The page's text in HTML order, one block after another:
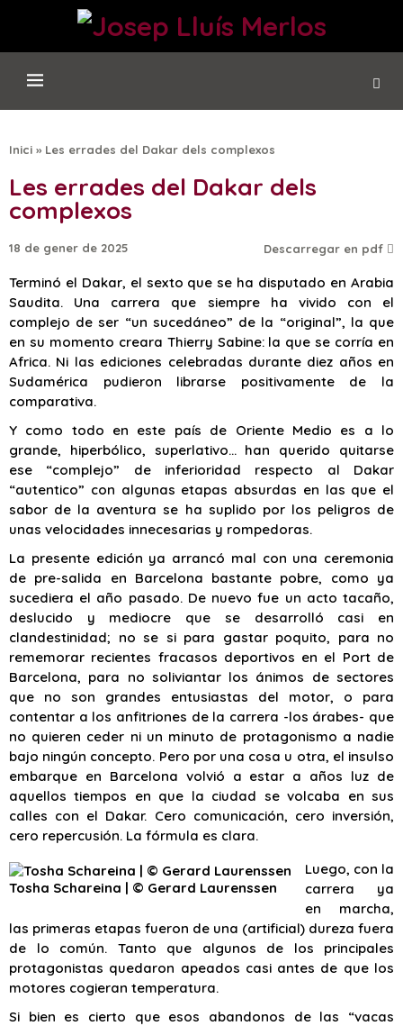
Inici » Les errades del Dakar dels complexos
Les errades del Dakar dels
complexos
18 de gener de 2025 Descarregar en pdf
Terminó el Dakar, el sexto que se ha disputado en Arabia
Saudita. Una carrera que siempre ha vivido con el
complejo de ser “un sucedáneo” de la “original”, la que
en su momento creara Thierry Sabine: la que se corría en
Africa. Ni las ediciones celebradas durante diez años en
Sudamérica pudieron librarse positivamente de la
comparativa.
Y como todo en este país de Oriente Medio es a lo
grande, hiperbólico, superlativo… han querido quitarse
ese “complejo” de inferioridad respecto al Dakar
“autentico” con algunas etapas absurdas en las que el
sabor de la aventura se ha suplido por los peligros de
unas velocidades innecesarias y rompedoras.
La presente edición ya arrancó mal con una ceremonia
de pre-salida en Barcelona bastante pobre, como ya
sucediera el año pasado. De nuevo fue un acto tacaño,
deslucido y mediocre que se desarrolló casi en
clandestinidad; no se si para gastar poquito, para no
rememorar recientes fracasos deportivos en el Port de
Barcelona, para no soliviantar los ánimos de sectores
que no son grandes entusiastas del motor, o para
contentar a los anfitriones de la carrera -los árabes- que
no quieren ceder ni un minuto de protagonismo a nadie
bajo ningún concepto. Pero por una cosa u otra, el insulso
embarque en Barcelona volvió a estar a años luz de
aquellos tiempos en que la ciudad se volcaba en sus
calles con el Dakar. Cero comunicación, cero inversión,
cero repercusión. La fórmula es clara.
Tosha Schareina | © Gerard Laurenssen
Luego, con la
carrera ya
en marcha,
las primeras etapas fueron de una (artificial) dureza fuera
de lo común. Tanto que algunos de los principales
protagonistas quedaron apeados casi antes de que los
motores cogieran temperatura.
Si bien es cierto que esos abandonos de las “vacas